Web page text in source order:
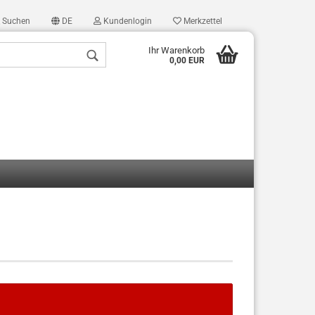
Suchen DE Kundenlogin Merkzettel
Ihr Warenkorb
0,00 EUR